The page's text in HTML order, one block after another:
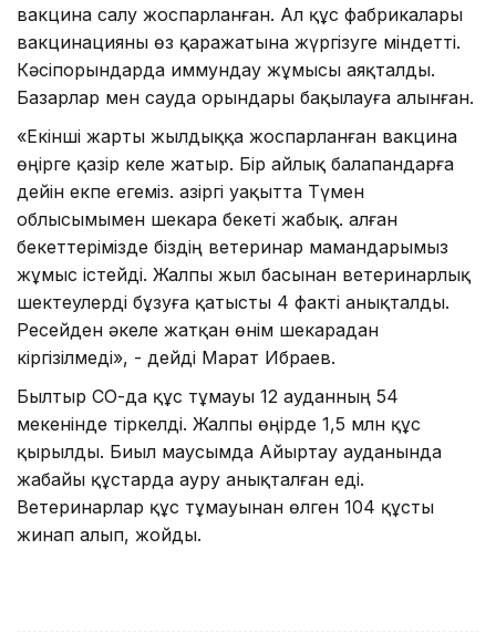
вакцина салу жоспарланған. Ал құс фабрикалары
вакцинацияны өз қаражатына жүргізуге міндетті.
Кәсіпорындарда иммундау жұмысы аяқталды.
Базарлар мен сауда орындары бақылауға алынған.
«Екінші жарты жылдыққа жоспарланған вакцина
өңірге қазір келе жатыр. Бір айлық балапандарға
дейін екпе егеміз. Қазіргі уақытта Түмен
облысымымен шекара бекеті жабық. Қалған
бекеттерімізде біздің ветеринар мамандарымыз
жұмыс істейді. Жалпы жыл басынан ветеринарлық
шектеулерді бұзуға қатысты 4 факті анықталды.
Ресейден әкеле жатқан өнім шекарадан
кіргізілмеді», - дейді Марат Ибраев.
Былтыр СҚО-да құс тұмауы 12 ауданның 54
мекенінде тіркелді. Жалпы өңірде 1,5 млн құс
қырылды. Биыл маусымда Айыртау ауданында
жабайы құстарда ауру анықталған еді.
Ветеринарлар құс тұмауынан өлген 104 құсты
жинап алып, жойды.